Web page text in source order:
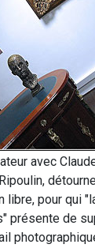
avec
libre, pour qui
présente de